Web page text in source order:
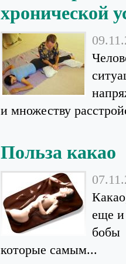
хронической
и множеству
Польза какао
еще и
бобы
которые самым...